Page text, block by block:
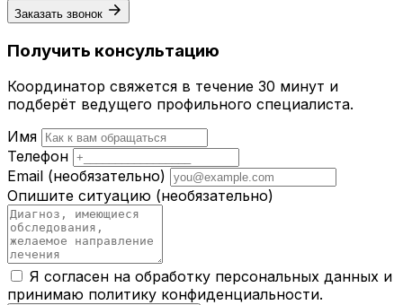
Заказать звонок
Получить консультацию
Координатор свяжется в течение 30 минут и
подберёт ведущего профильного специалиста.
Имя
Телефон
Email (необязательно)
Опишите ситуацию (необязательно)
Я согласен на обработку персональных данных и
принимаю политику конфиденциальности.